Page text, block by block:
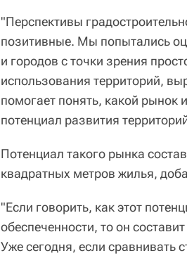
"Перспективы
позитивные. Мы попытались
и городов с точки зрения
использования территорий,
помогает понять, какой
потенциал развития
Потенциал такого рынка
квадратных метров жилья,
"Если говорить, как этот
обеспеченности, то он
Уже сегодня, если сравнивать